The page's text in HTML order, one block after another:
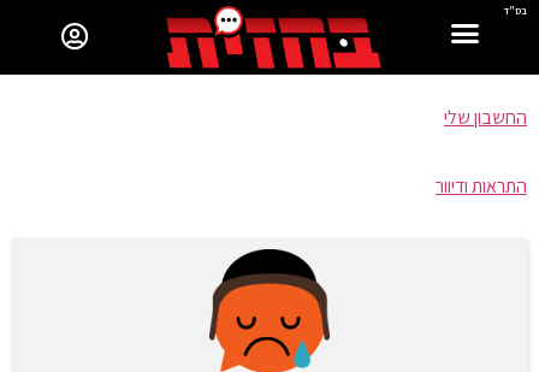
בס"ד
החשבון שלי
התראות ודיוור